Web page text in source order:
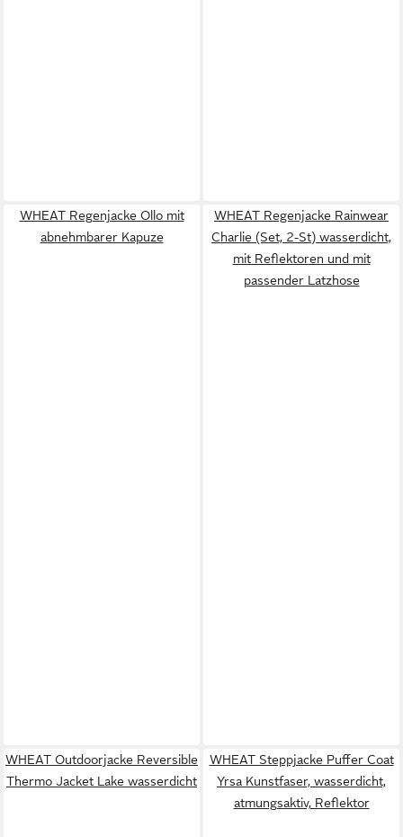
WHEAT Regenjacke Ollo mit
abnehmbarer Kapuze
WHEAT Regenjacke Rainwear
Charlie (Set, 2-St) wasserdicht,
mit Reflektoren und mit
passender Latzhose
WHEAT Outdoorjacke Reversible
Thermo Jacket Lake wasserdicht
WHEAT Steppjacke Puffer Coat
Yrsa Kunstfaser, wasserdicht,
atmungsaktiv, Reflektor